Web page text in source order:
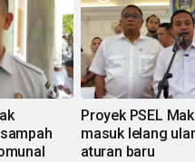
Proyek PSEL
masuk lelang
aturan baru